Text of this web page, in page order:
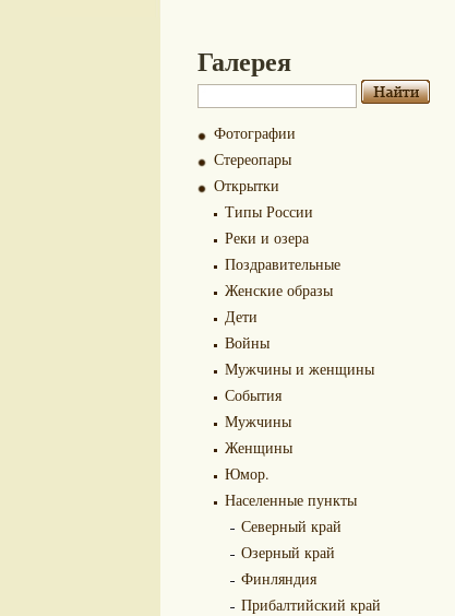
Галерея
Фотографии
Стереопары
Открытки
Типы России
Реки и озера
Поздравительные
Женские образы
Дети
Войны
Мужчины и женщины
События
Мужчины
Женщины
Юмор.
Населенные пункты
Северный край
Озерный край
Финляндия
Прибалтийский край